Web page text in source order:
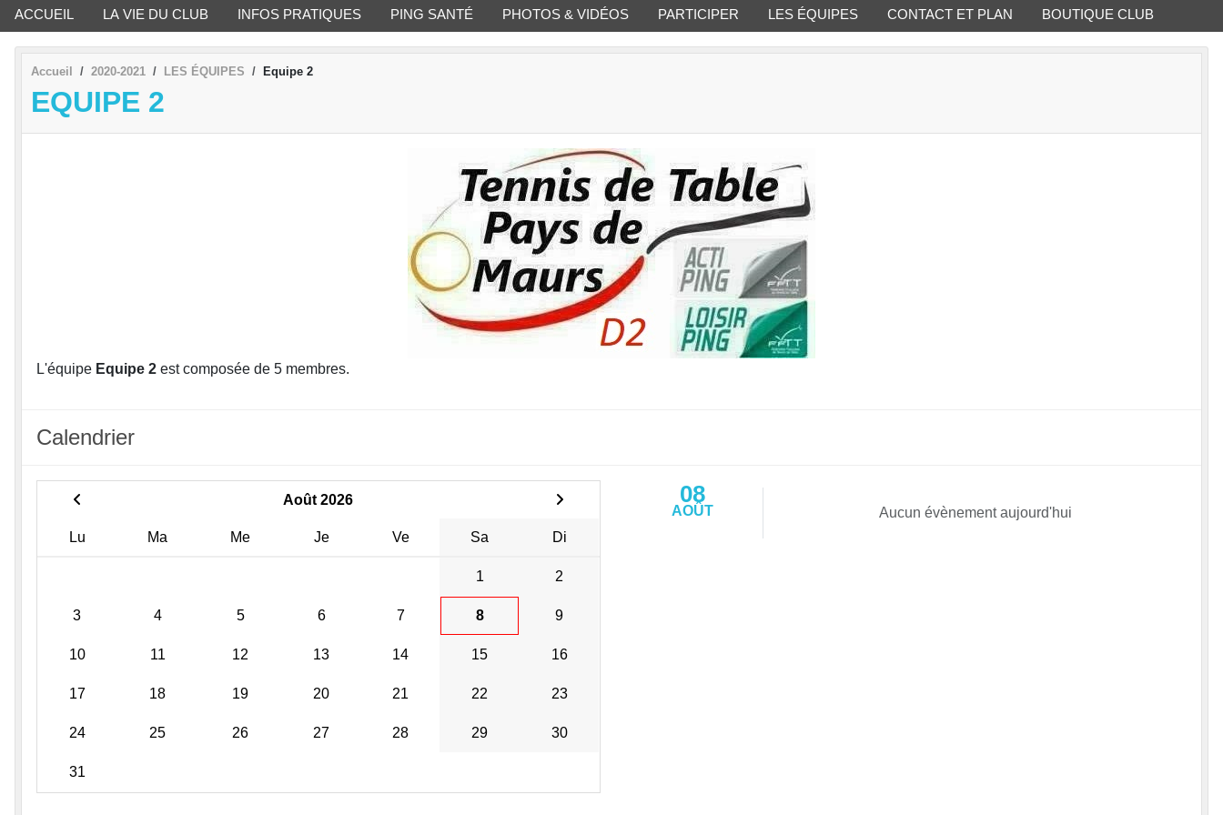
ACCUEIL LA VIE DU CLUB INFOS PRATIQUES PING SANTÉ PHOTOS & VIDÉOS PARTICIPER LES ÉQUIPES CONTACT ET PLAN BOUTIQUE CLUB
Accueil 2020-2021 LES ÉQUIPES Equipe 2
EQUIPE 2
L'équipe Equipe 2 est composée de 5 membres.
Calendrier
Août 2026
Lu Ma Me Je Ve Sa Di
1 2
3 4 5 6 7 8 9
10 11 12 13 14 15 16
17 18 19 20 21 22 23
24 25 26 27 28 29 30
31
08
AOÛT Aucun évènement aujourd'hui